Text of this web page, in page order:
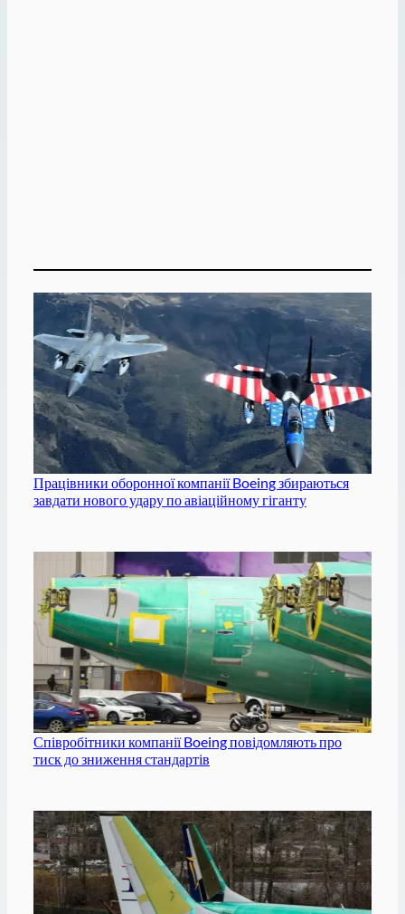
Працівники оборонної компанії Boeing збираються
завдати нового удару по авіаційному гіганту
Співробітники компанії Boeing повідомляють про
тиск до зниження стандартів